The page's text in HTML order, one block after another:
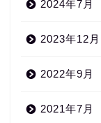
2024年7月
2023年12月
2022年9月
2021年7月